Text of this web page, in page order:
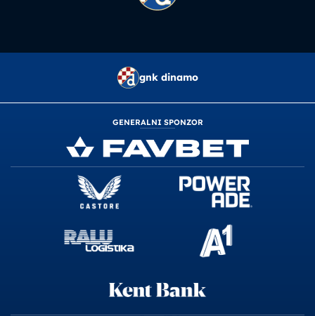
gnk dinamo
GENERALNI SPONZOR